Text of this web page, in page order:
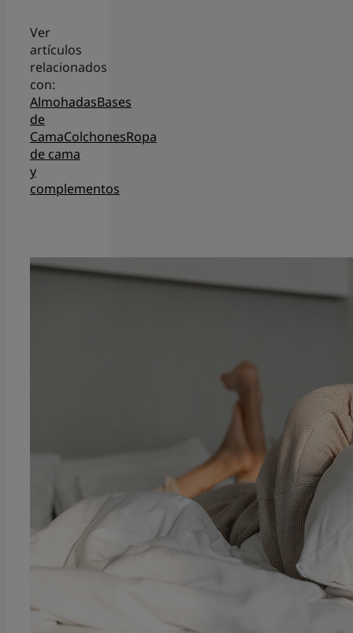
Ver
artículos
relacionados
con:
AlmohadasBases
de
CamaColchonesRopa
de cama
y
complementos